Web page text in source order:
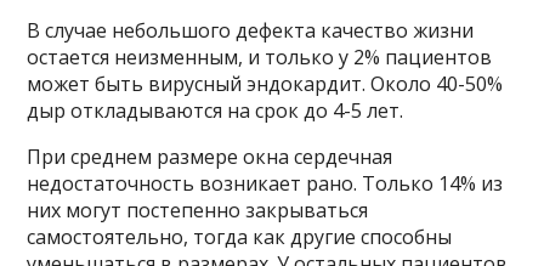
В случае небольшого дефекта качество жизни
остается неизменным, и только у 2% пациентов
может быть вирусный эндокардит. Около 40-50%
дыр откладываются на срок до 4-5 лет.
При среднем размере окна сердечная
недостаточность возникает рано. Только 14% из
них могут постепенно закрываться
самостоятельно, тогда как другие способны